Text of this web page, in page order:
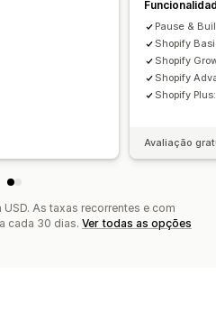
Pause &
Shopify
Shopify
Shopify
Shopify
Avaliação
As taxas recorrentes e com
cada 30 dias. Ver todas as opções